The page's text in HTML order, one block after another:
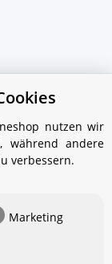
nutzen wir
während andere
verbessern.
Marketing